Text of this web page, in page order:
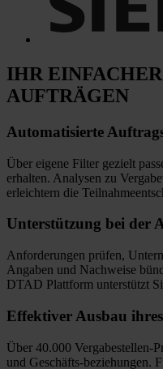
IHR
AUFTRÄGEN
Automatisierte
Über eigene Filter gezielt
erhalten. Analysen zu
erleichtern die
Unterstützung bei der
Anforderungen prüfen,
Angaben und Nachweise
DTAD Plattform unterstützt
Effektiver Ausbau
Über 40.000 Vergabestellen-
und Geschäfts-beziehungen.